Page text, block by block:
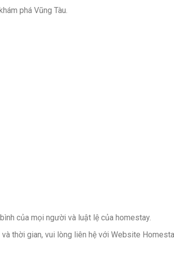
phá Vũng Tàu.
của mọi người và luật lệ của homestay.
thời gian, vui lòng liên hệ với Website